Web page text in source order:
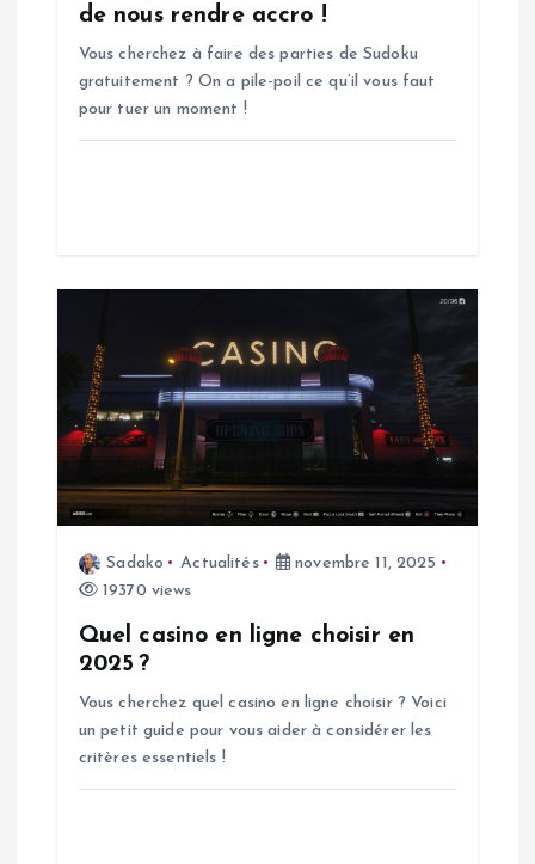
de nous rendre accro !
Vous cherchez à faire des parties de Sudoku
gratuitement ? On a pile-poil ce qu’il vous faut
pour tuer un moment !
Sadako Actualités
novembre 11, 2025
19370 views
Quel casino en ligne choisir en
2025 ?
Vous cherchez quel casino en ligne choisir ? Voici
un petit guide pour vous aider à considérer les
critères essentiels !